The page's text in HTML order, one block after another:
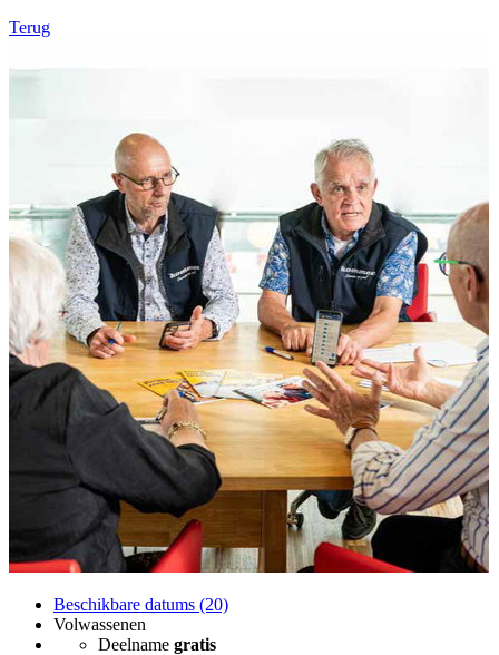
Terug
Beschikbare datums (20)
Volwassenen
Deelname gratis